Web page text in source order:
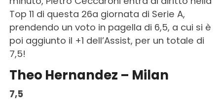
Top 11 di questa 26a giornata di Serie A,
prendendo un voto in pagella di 6,5, a cui si è
poi aggiunto il +1 dell’Assist, per un totale di
7,5!
Theo Hernandez – Milan
7,5